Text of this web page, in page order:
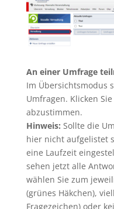
An einer Umfrage
Im Übersichtsmodus
Umfragen. Klicken
abzustimmen.
Hinweis: Sollte die
hier nicht aufgelistet
eine Laufzeit
sehen jetzt alle
wählen Sie zum
(grünes Häkchen),
Fragezeichen) oder